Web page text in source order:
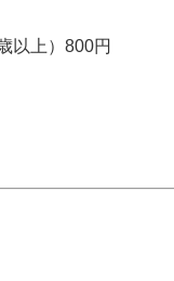
以上）800円